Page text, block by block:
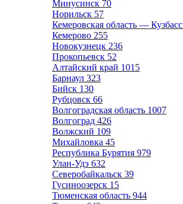
Минусинск 70
Норильск 57
Кемеровская область — Кузбасс
Кемерово 255
Новокузнецк 236
Прокопьевск 52
Алтайский край 1015
Барнаул 323
Бийск 130
Рубцовск 66
Волгоградская область 1007
Волгоград 426
Волжский 109
Михайловка 45
Республика Бурятия 979
Улан-Удэ 632
Северобайкальск 39
Гусиноозерск 15
Тюменская область 944